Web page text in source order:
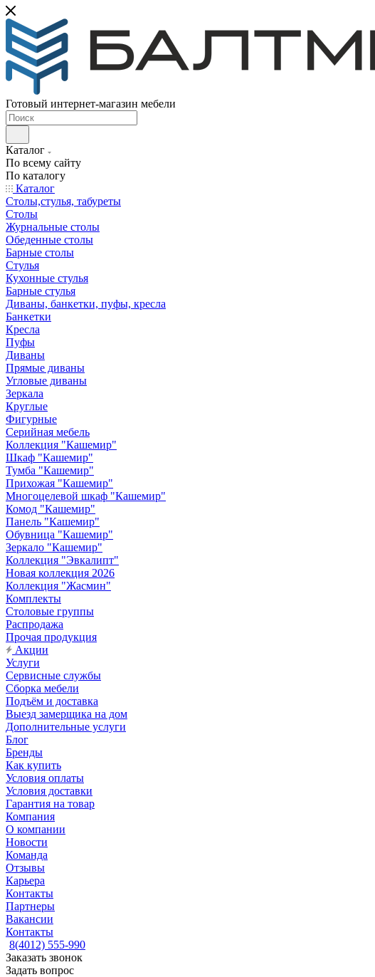
Готовый интернет-магазин мебели
Каталог
По всему сайту
По каталогу
Каталог
Столы,стулья, табуреты
Столы
Журнальные столы
Обеденные столы
Барные столы
Стулья
Кухонные стулья
Барные стулья
Диваны, банкетки, пуфы, кресла
Банкетки
Кресла
Пуфы
Диваны
Прямые диваны
Угловые диваны
Зеркала
Круглые
Фигурные
Серийная мебель
Коллекция "Кашемир"
Шкаф "Кашемир"
Тумба "Кашемир"
Прихожая "Кашемир"
Многоцелевой шкаф "Кашемир"
Комод "Кашемир"
Панель "Кашемир"
Обувница "Кашемир"
Зеркало "Кашемир"
Коллекция "Эвкалипт"
Новая коллекция 2026
Коллекция "Жасмин"
Комплекты
Столовые группы
Распродажа
Прочая продукция
Акции
Услуги
Сервисные службы
Сборка мебели
Подъём и доставка
Выезд замерщика на дом
Дополнительные услуги
Блог
Бренды
Как купить
Условия оплаты
Условия доставки
Гарантия на товар
Компания
О компании
Новости
Команда
Отзывы
Карьера
Контакты
Партнеры
Вакансии
Контакты
8(4012) 555-990
Заказать звонок
Задать вопрос